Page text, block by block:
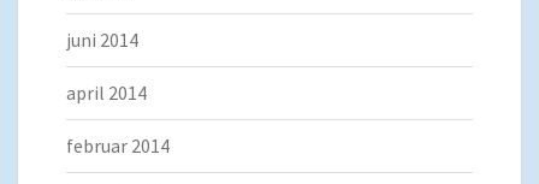
juni 2014
april 2014
februar 2014